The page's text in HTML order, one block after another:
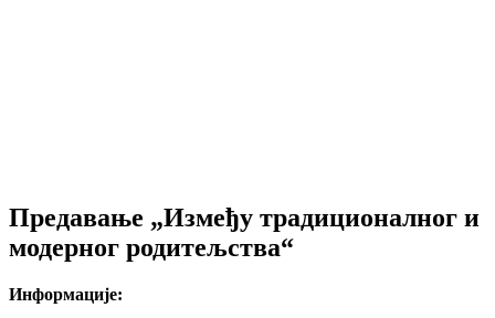
Предавање „Између традиционалног и
модерног родитељства“
Информације: